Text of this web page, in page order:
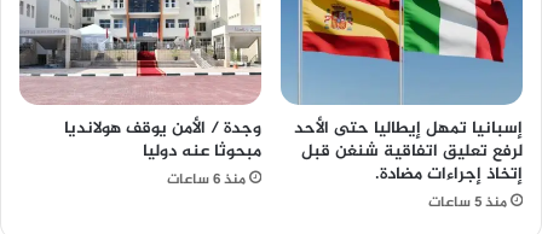
إسبانيا تمهل إيطاليا حتى الأحد
لرفع تعليق اتفاقية شنغن قبل
إتخاذ إجراءات مضادة.
منذ 5 ساعات
وجدة / الأمن يوقف هولانديا
مبحوثا عنه دوليا
منذ 6 ساعات